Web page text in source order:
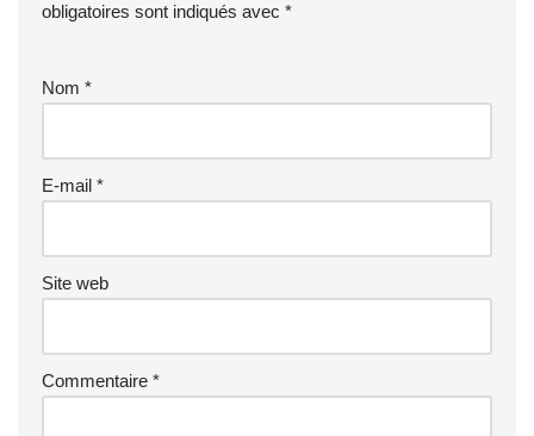
obligatoires sont indiqués avec *
Nom *
E-mail *
Site web
Commentaire *